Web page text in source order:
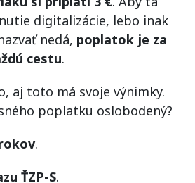
digitalizácie, lebo inak
nedá, poplatok je za
cestu.
aj toto má svoje výnimky.
poplatku oslobodený?
.
ŤZP-S.